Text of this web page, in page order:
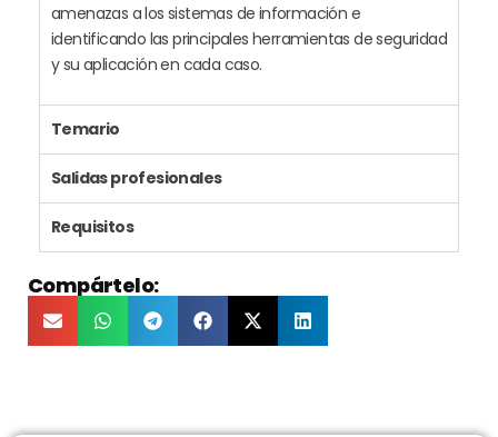
amenazas a los sistemas de información e
identificando las principales herramientas de seguridad
y su aplicación en cada caso.
Temario
Salidas profesionales
Requisitos
Compártelo: